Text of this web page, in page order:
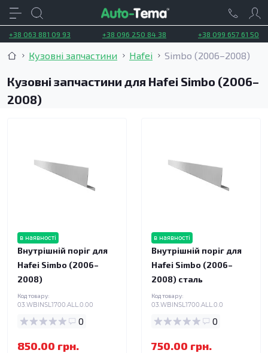
+38 063 881 09 93 +38 096 250 84 38 +38 099 657 61 50
Кузовні запчастини Hafei Simbo (2006–2008)
Кузовні запчастини для Hafei Simbo (2006–
2008)
в наявності
Внутрішній поріг для
Hafei Simbo (2006–
2008)
Код товару:
03.WBINSL1700.ALL.0.00
0
850.00 грн.
в наявності
Внутрішній поріг для
Hafei Simbo (2006–
2008) сталь
Код товару:
03.WBINSL1700.ALL.0.0
0
750.00 грн.